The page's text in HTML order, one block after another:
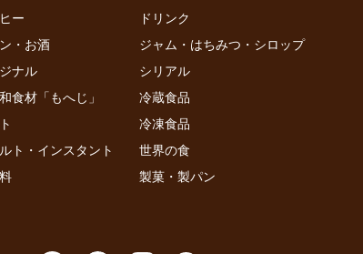
ー
ドリンク
・お酒
ジャム・はちみつ・シロップ
ナル
シリアル
食材「もへじ」
冷蔵食品
冷凍食品
ト・インスタント
世界の食
製菓・製パン